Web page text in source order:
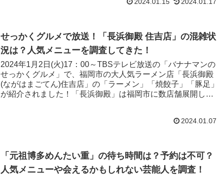
せっかくグルメで放送！「長浜御殿 住吉店」の混雑状
況は？人気メニューを調査してきた！
2024年1月2日(火)17：00～TBSテレビ放送の「バナナマンの
せっかくグルメ」で、福岡市の大人気ラーメン店「長浜御殿
(ながはまごてん)住吉店」の「ラーメン」「焼餃子」「豚足」
が紹介されました！「長浜御殿」は福岡市に数店舗展開して
2024.01.07
「元祖博多めんたい重」の待ち時間は？予約は不可？
人気メニューや会えるかもしれない芸能人を調査！